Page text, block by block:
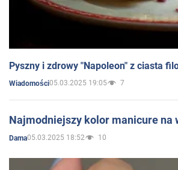
Pyszny i zdrowy "Napoleon" z ciasta
Wiadomości05.03.2025 19:05 7
Najmodniejszy kolor manicure na
Dama05.03.2025 18:52 10